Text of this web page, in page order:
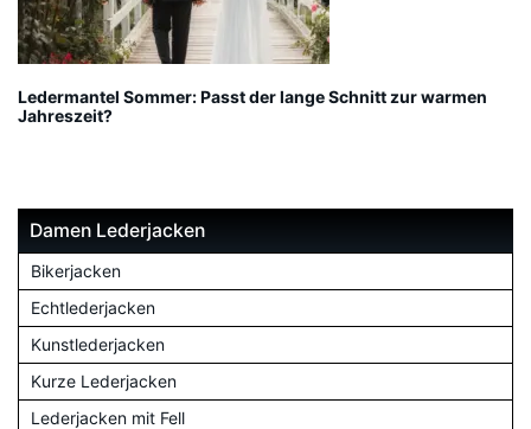
Ledermantel Sommer: Passt der lange Schnitt zur warmen
Jahreszeit?
Damen Lederjacken
Bikerjacken
Echtlederjacken
Kunstlederjacken
Kurze Lederjacken
Lederjacken mit Fell